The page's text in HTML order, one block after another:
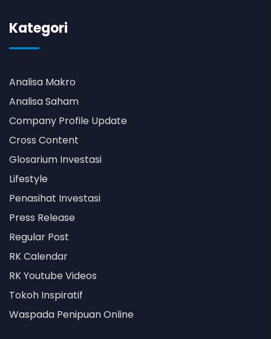
Kategori
Analisa Makro
Analisa Saham
Company Profile Update
Cross Content
Glosarium Investasi
Lifestyle
Penasihat Investasi
Press Release
Regular Post
RK Calendar
RK Youtube Videos
Tokoh Inspiratif
Waspada Penipuan Online